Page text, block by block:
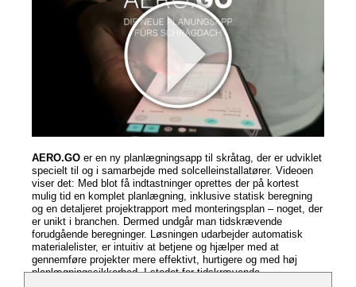
AERO.GO er en ny planlægningsapp til skråtag, der er udviklet
specielt til og i samarbejde med solcelleinstallatører. Videoen
viser det: Med blot få indtastninger oprettes der på kortest
mulig tid en komplet planlægning, inklusive statisk beregning
og en detaljeret projektrapport med monteringsplan – noget, der
er unikt i branchen. Dermed undgår man tidskrævende
forudgående beregninger. Løsningen udarbejder automatisk
materialelister, er intuitiv at betjene og hjælper med at
gennemføre projekter mere effektivt, hurtigere og med høj
planlægningssikkerhed. I stedet for tidskrævende